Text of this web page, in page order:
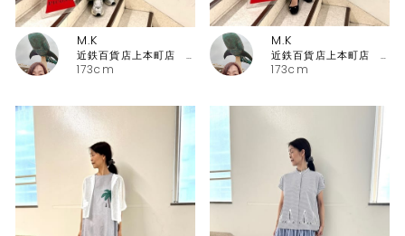
173cm
M.K
近鉄百貨店上本町店 ピッコーネ・ピッコーネクラブ
173cm
M.K
近鉄百貨店上本町店 ピッコーネ・ピッコーネクラブ